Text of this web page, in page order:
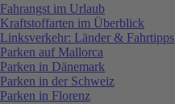
Fahrangst im Urlaub
Kraftstoffarten im Überblick
Linksverkehr: Länder & Fahrtipps
Parken auf Mallorca
Parken in Dänemark
Parken in der Schweiz
Parken in Florenz